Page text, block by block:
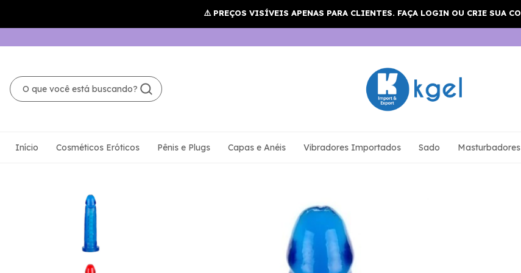
Início Cosméticos Eróticos Pênis e Plugs Capas e Anéis Vibradores Importados Sado Masturbadores